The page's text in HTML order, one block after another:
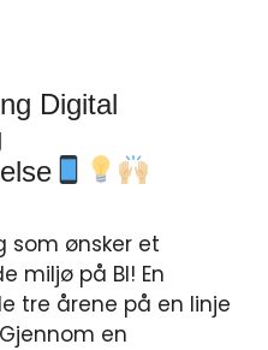
Digital
som ønsker et
miljø på BI! En
tre årene på en linje
en